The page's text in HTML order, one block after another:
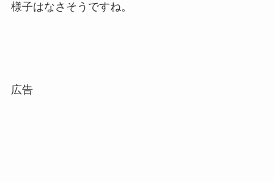
様子はなさそうですね。
広告